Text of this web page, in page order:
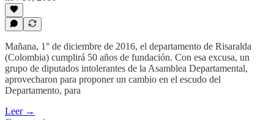
Mañana, 1° de diciembre de 2016, el departamento de Risaralda
(Colombia) cumplirá 50 años de fundación. Con esa excusa, un
grupo de diputados intolerantes de la Asamblea Departamental,
aprovecharon para proponer un cambio en el escudo del
Departamento, para
Leer →